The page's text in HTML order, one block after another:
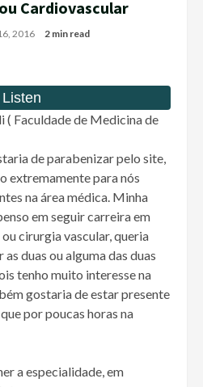
Cardiovascular
2016 2 min read
( Faculdade de Medicina de
de parabenizar pelo site,
extremamente para nós
na área médica. Minha
em seguir carreira em
cirurgia vascular, queria
duas ou alguma das duas
tenho muito interesse na
gostaria de estar presente
por poucas horas na
a especialidade, em